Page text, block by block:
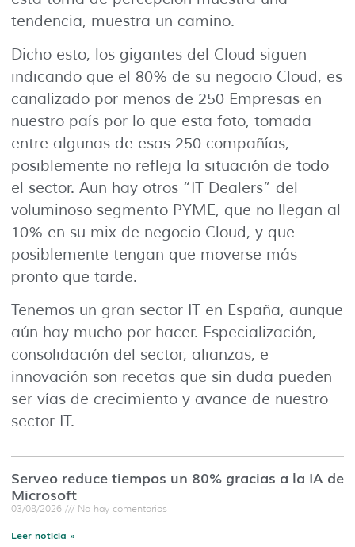
tendencia, muestra un camino.
Dicho esto, los gigantes del Cloud siguen
indicando que el 80% de su negocio Cloud, es
canalizado por menos de 250 Empresas en
nuestro país por lo que esta foto, tomada
entre algunas de esas 250 compañías,
posiblemente no refleja la situación de todo
el sector. Aun hay otros “IT Dealers” del
voluminoso segmento PYME, que no llegan al
10% en su mix de negocio Cloud, y que
posiblemente tengan que moverse más
pronto que tarde.
Tenemos un gran sector IT en España, aunque
aún hay mucho por hacer. Especialización,
consolidación del sector, alianzas, e
innovación son recetas que sin duda pueden
ser vías de crecimiento y avance de nuestro
sector IT.
Serveo reduce tiempos un 80% gracias a la IA de
Microsoft
03/08/2026 No hay comentarios
Leer noticia »